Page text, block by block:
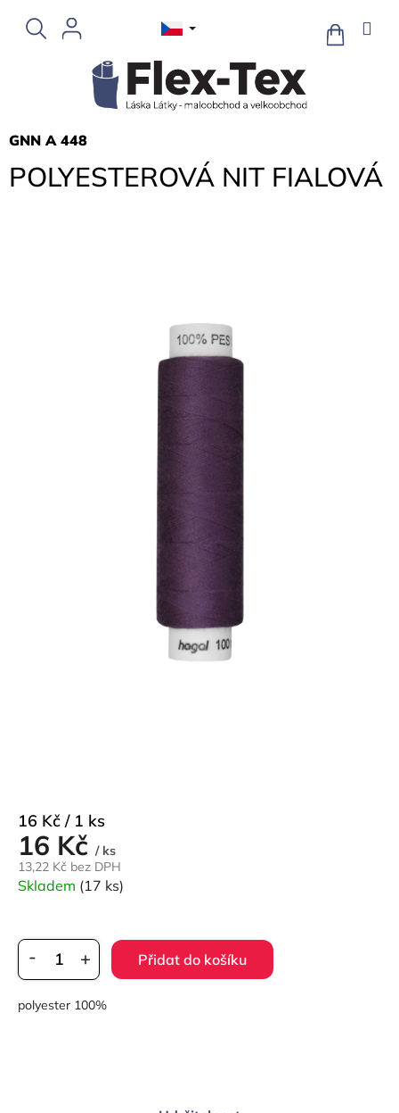
obsah
NÁKUPNÍ
KOŠÍK
POLYESTEROVÁ NIT FIALOVÁ
GNN A 448
16 Kč / ks
13,22 Kč bez DPH
Měrná
cena:
16 Kč / 1 ks
Skladem (17 ks)
Přidat do košíku
polyester 100%